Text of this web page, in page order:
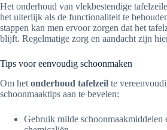
Het onderhoud van vlekbestendige
het uiterlijk als de functionaliteit te
stappen kan men ervoor zorgen dat het
blijft. Regelmatige zorg en aandacht zijn
Tips voor eenvoudig schoonmaken
Om het onderhoud tafelzeil te
schoonmaaktips aan te bevelen:
Gebruik milde schoonmaakmiddelen